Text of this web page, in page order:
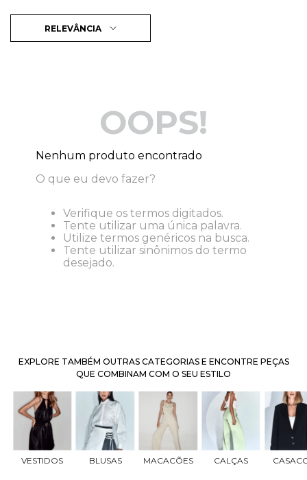
RELEVÂNCIA
OOPS!
Nenhum produto encontrado
O que eu devo fazer?
Verifique os termos digitados.
Tente utilizar uma única palavra.
Utilize termos genéricos na busca.
Tente utilizar sinônimos do termo
desejado.
EXPLORE TAMBÉM OUTRAS CATEGORIAS E ENCONTRE PEÇAS
QUE COMBINAM COM O SEU ESTILO
VESTIDOS BLUSAS MACACÕES CALÇAS